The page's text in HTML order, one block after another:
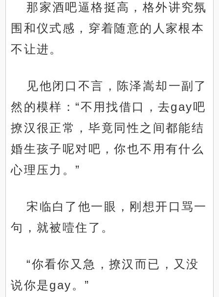
那家酒吧逼格挺高，格外讲究氛
围和仪式感，穿着随意的人家根本
不让进。
见他闭口不言，陈泽嵩却一副了
然的模样：“不用找借口，去gay吧
撩汉很正常，毕竟同性之间都能结
婚生孩子呢对吧，你也不用有什么
心理压力。”
宋临白了他一眼，刚想开口骂一
句，就被噎住了。
“你看你又急，撩汉而已，又没
说你是gay。”